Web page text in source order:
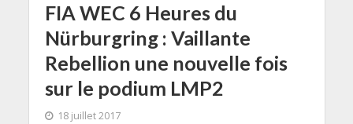
FIA WEC 6 Heures du
Nürburgring : Vaillante
Rebellion une nouvelle fois
sur le podium LMP2
18 juillet 2017